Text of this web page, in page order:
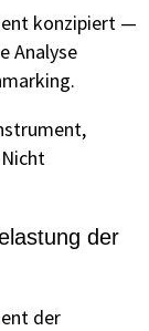
konzipiert —
Analyse
der
der